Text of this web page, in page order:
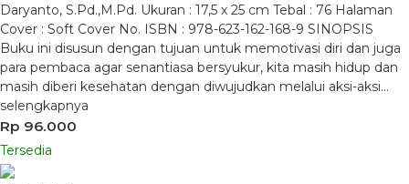
Daryanto, S.Pd.,M.Pd. Ukuran : 17,5 x 25 cm Tebal : 76 Halaman
Cover : Soft Cover No. ISBN : 978-623-162-168-9 SINOPSIS
Buku ini disusun dengan tujuan untuk memotivasi diri dan juga
para pembaca agar senantiasa bersyukur, kita masih hidup dan
masih diberi kesehatan dengan diwujudkan melalui aksi-aksi…
selengkapnya
Rp 96.000
Tersedia